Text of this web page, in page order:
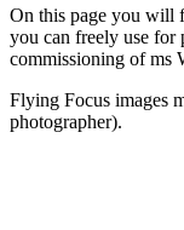
On this page you will
you can freely use for
commissioning of ms
Flying Focus images
photographer).